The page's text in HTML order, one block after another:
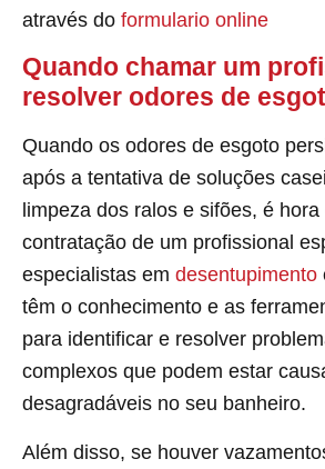
através do formulario online
Quando chamar um
resolver odores de
Quando os odores de esgoto
após a tentativa de soluções
limpeza dos ralos e sifões, é
contratação de um profissional
especialistas em desentupimento
têm o conhecimento e as
para identificar e resolver
complexos que podem estar
desagradáveis no seu banheiro.
Além disso, se houver